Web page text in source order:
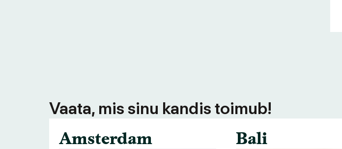
Vaata, mis sinu kandis toimub!
Amsterdam
Bali